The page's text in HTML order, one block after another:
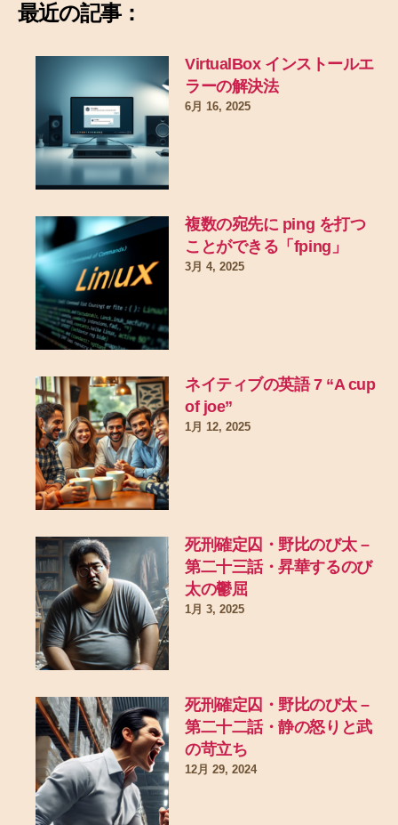
最近の記事：
VirtualBox インストールエ
ラーの解決法
6月 16, 2025
複数の宛先に ping を打つ
ことができる「fping」
3月 4, 2025
ネイティブの英語 7 “A cup
of joe”
1月 12, 2025
死刑確定囚・野比のび太 –
第二十三話・昇華するのび
太の鬱屈
1月 3, 2025
死刑確定囚・野比のび太 –
第二十二話・静の怒りと武
の苛立ち
12月 29, 2024